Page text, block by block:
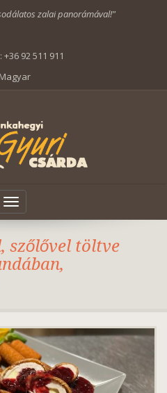
zalai panorámával!"
+36 92 511 911
Magyar
Toggle
navigation
szőlővel töltve